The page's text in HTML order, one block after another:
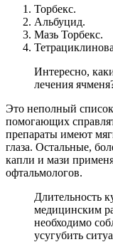
Торбекс.
Альбуцид.
Мазь Торбекс.
Интересно,
лечения
Это неполный
помогающих
препараты имеют
глаза. Остальные,
капли и мази
офтальмологов.
Длительность
медицинским
необходимо
усугубить